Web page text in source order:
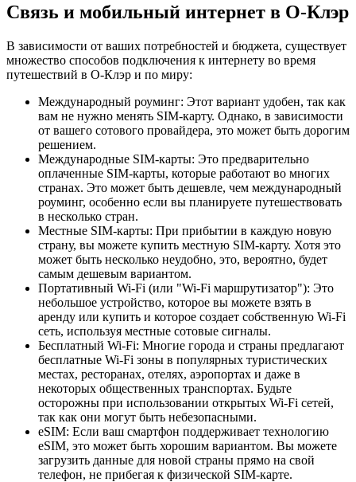
Связь и мобильный интернет в О-Клэр
В зависимости от ваших потребностей и бюджета, существует
множество способов подключения к интернету во время
путешествий в О-Клэр и по миру:
Международный роуминг: Этот вариант удобен, так как
вам не нужно менять SIM-карту. Однако, в зависимости
от вашего сотового провайдера, это может быть дорогим
решением.
Международные SIM-карты: Это предварительно
оплаченные SIM-карты, которые работают во многих
странах. Это может быть дешевле, чем международный
роуминг, особенно если вы планируете путешествовать
в несколько стран.
Местные SIM-карты: При прибытии в каждую новую
страну, вы можете купить местную SIM-карту. Хотя это
может быть несколько неудобно, это, вероятно, будет
самым дешевым вариантом.
Портативный Wi-Fi (или "Wi-Fi маршрутизатор"): Это
небольшое устройство, которое вы можете взять в
аренду или купить и которое создает собственную Wi-Fi
сеть, используя местные сотовые сигналы.
Бесплатный Wi-Fi: Многие города и страны предлагают
бесплатные Wi-Fi зоны в популярных туристических
местах, ресторанах, отелях, аэропортах и даже в
некоторых общественных транспортах. Будьте
осторожны при использовании открытых Wi-Fi сетей,
так как они могут быть небезопасными.
eSIM: Если ваш смартфон поддерживает технологию
eSIM, это может быть хорошим вариантом. Вы можете
загрузить данные для новой страны прямо на свой
телефон, не прибегая к физической SIM-карте.